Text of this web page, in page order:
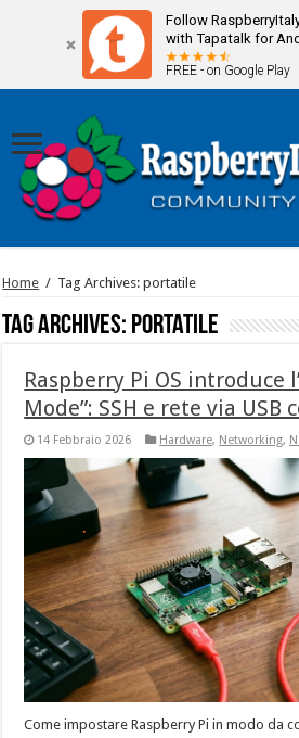
Follow
with Tapatalk for
FREE - on Google Play
Home / Tag Archives: portatile
Tag Archives: portatile
Raspberry Pi OS introduce
Mode”: SSH e rete via USB
14 Febbraio 2026 Hardware, Networking,
Come impostare Raspberry Pi in modo da